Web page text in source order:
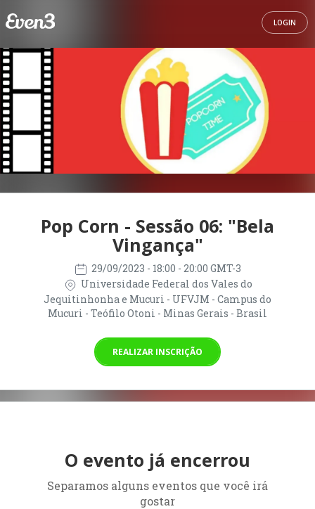
LOGIN
Pop Corn - Sessão 06: "Bela
Vingança"
29/09/2023 - 18:00 - 20:00 GMT-3
Universidade Federal dos Vales do
Jequitinhonha e Mucuri - UFVJM - Campus do
Mucuri - Teófilo Otoni - Minas Gerais - Brasil
REALIZAR INSCRIÇÃO
O evento já encerrou
Separamos alguns eventos que você irá
gostar